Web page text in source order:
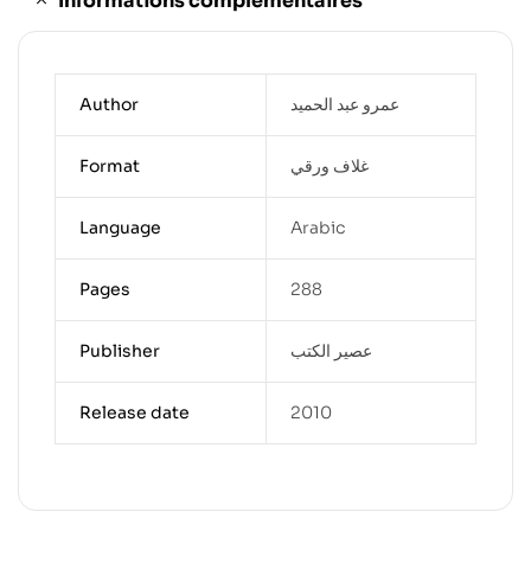
Author عمرو عبد الحميد
Format غلاف ورقي
Language Arabic
Pages 288
Publisher عصير الكتب
Release date 2010